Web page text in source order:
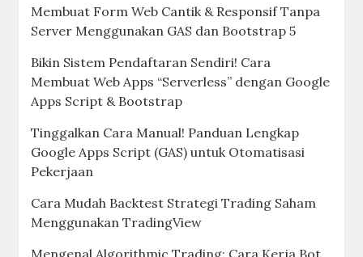
Membuat Form Web Cantik & Responsif Tanpa
Server Menggunakan GAS dan Bootstrap 5
Bikin Sistem Pendaftaran Sendiri! Cara
Membuat Web Apps “Serverless” dengan Google
Apps Script & Bootstrap
Tinggalkan Cara Manual! Panduan Lengkap
Google Apps Script (GAS) untuk Otomatisasi
Pekerjaan
Cara Mudah Backtest Strategi Trading Saham
Menggunakan TradingView
Mengenal Algorithmic Trading: Cara Kerja Bot